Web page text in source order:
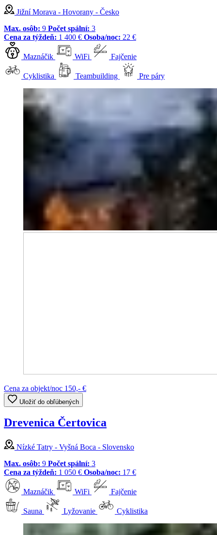
Jižní Morava - Hovorany - Česko
Max. osôb: 9 Počet spální: 3
Cena za týždeň: 1 400 € Osoba/noc: 22 €
Maznáčik WiFi Fajčenie
Cyklistika Teambuilding Pre páry
Cena za objekt/noc 150,- €
Uložiť do obľúbených
Drevenica Čertovica
Nízké Tatry - Vyšná Boca - Slovensko
Max. osôb: 9 Počet spální: 3
Cena za týždeň: 1 050 € Osoba/noc: 17 €
Maznáčik WiFi Fajčenie
Sauna Lyžovanie Cyklistika